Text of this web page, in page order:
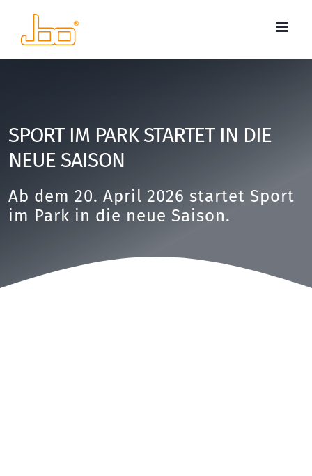
Inhalt
springen
SPORT IM PARK STARTET IN DIE
NEUE SAISON
Ab dem 20. April 2026 startet Sport
im Park in die neue Saison.